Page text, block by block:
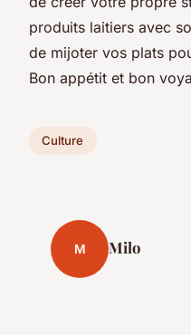
produits laitiers avec
de mijoter vos plats
Bon appétit et bon
Culture
M Milo